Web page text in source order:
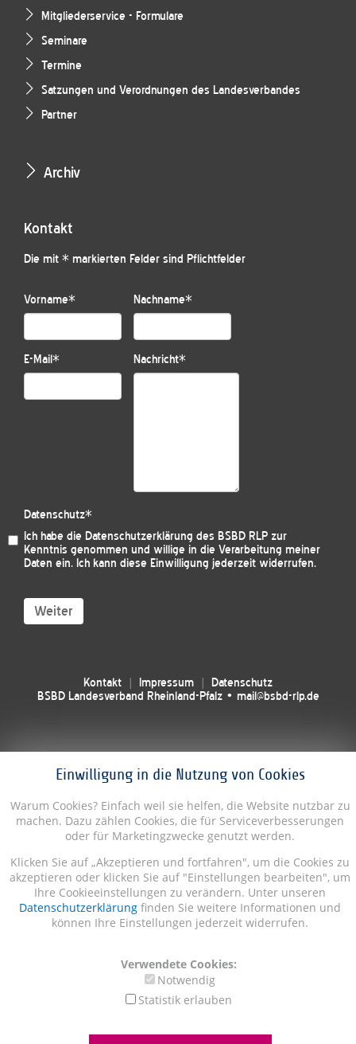
Einwilligung in die Nutzung von Cookies
Warum Cookies? Einfach weil sie helfen, die Website nutzbar zu
machen. Dazu zählen Cookies, die für Serviceverbesserungen
oder für Marketingzwecke genutzt werden.
Klicken Sie auf „Akzeptieren und fortfahren", um die Cookies zu
akzeptieren oder klicken Sie auf "Einstellungen bearbeiten", um
Ihre Cookieeinstellungen zu verändern. Unter unseren
Datenschutzerklärung finden Sie weitere Informationen und
können Ihre Einstellungen jederzeit widerrufen.
Verwendete Cookies:
Notwendig
Statistik erlauben
Mitgliederservice - Formulare
Seminare
Termine
Satzungen und Verordnungen des Landesverbandes
Partner
Archiv
Kontakt
Die mit * markierten Felder sind Pflichtfelder
Vorname* Nachname*
E-Mail* Nachricht*
Datenschutz*
Ich habe die Datenschutzerklärung des BSBD RLP zur
Kenntnis genommen und willige in die Verarbeitung meiner
Daten ein. Ich kann diese Einwilligung jederzeit widerrufen.
Weiter
Kontakt Impressum
Datenschutz
BSBD Landesverband Rheinland-Pfalz • mail@bsbd-rlp.de